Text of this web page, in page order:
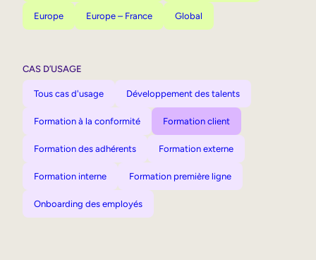
Europe Europe – France Global
CAS D’USAGE
Tous cas d'usage Développement des talents
Formation à la conformité Formation client
Formation des adhérents Formation externe
Formation interne Formation première ligne
Onboarding des employés